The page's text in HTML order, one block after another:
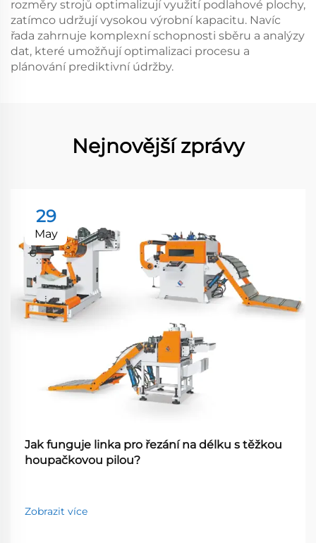
rozměry strojů optimalizují využití podlahové plochy,
zatímco udržují vysokou výrobní kapacitu. Navíc
řada zahrnuje komplexní schopnosti sběru a analýzy
dat, které umožňují optimalizaci procesu a
plánování prediktivní údržby.
Nejnovější zprávy
29
May
Jak funguje linka pro řezání na délku s těžkou
houpačkovou pilou?
Zobrazit více